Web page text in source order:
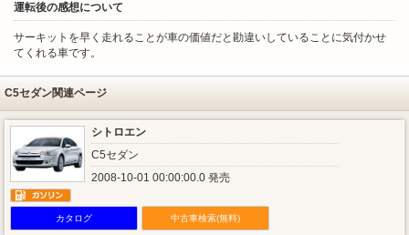
運転後の感想について
サーキットを早く走れることが車の価値だと勘違いしていることに気付かせ
てくれる車です。
C5セダン関連ページ
シトロエン
C5セダン
2008-10-01 00:00:00.0 発売
カタログ 中古車検索(無料)